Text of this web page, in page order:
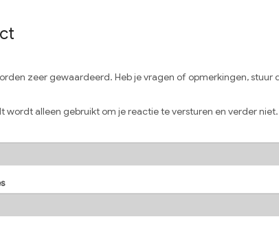
zeer gewaardeerd. Heb je vragen of opmerkingen, stuur
wordt alleen gebruikt om je reactie te versturen en verder niet.